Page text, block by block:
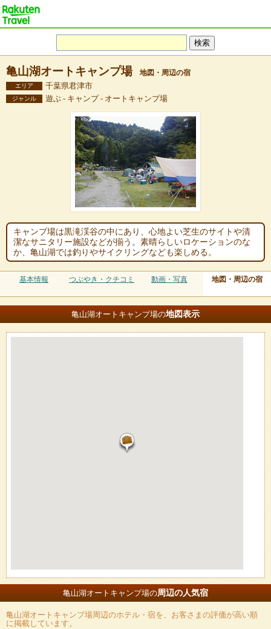
亀山湖オートキャンプ場 地図・周辺の宿
エリア 千葉県君津市
ジャンル 遊ぶ - キャンプ - オートキャンプ場
キャンプ場は黒滝渓谷の中にあり、心地よい芝生のサイトや清
潔なサニタリー施設などが揃う。素晴らしいロケーションのな
か、亀山湖では釣りやサイクリングなども楽しめる。
基本情報 つぶやき・クチコミ 動画・写真 地図・周辺の宿
亀山湖オートキャンプ場の地図表示
亀山湖オートキャンプ場の周辺の人気宿
亀山湖オートキャンプ場周辺のホテル・宿を、お客さまの評価が高い順
に掲載しています。